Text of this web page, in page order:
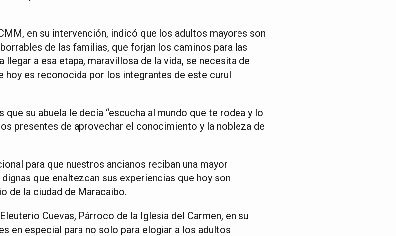
en su intervención, indicó que los adultos mayores son
de las familias, que forjan los caminos para las
llegar a esa etapa, maravillosa de la vida, se necesita de
hoy es reconocida por los integrantes de este curul
que su abuela le decía “escucha al mundo que te rodea y lo
presentes de aprovechar el conocimiento y la nobleza de
para que nuestros ancianos reciban una mayor
que enaltezcan sus experiencias que hoy son
de la ciudad de Maracaibo.
Cuevas, Párroco de la Iglesia del Carmen, en su
en especial para no solo para elogiar a los adultos